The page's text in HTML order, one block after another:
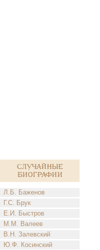
Случайные
биографии
Л.Б. Баженов
Г.С. Брук
Е.И. Быстров
М.М. Валеев
В.Н. Залевский
Ю.Ф. Косинский